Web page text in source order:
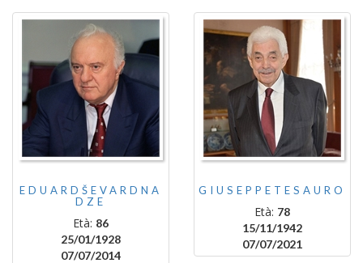
EDUARDŠEVARDNA
DZE
Età: 86
25/01/1928
07/07/2014
GIUSEPPETESAURO
Età: 78
15/11/1942
07/07/2021